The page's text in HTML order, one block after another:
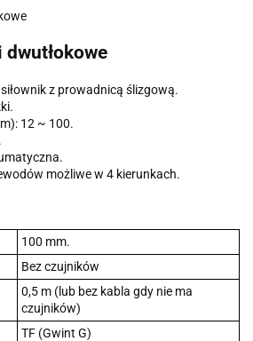
dwutłokowe
z prowadnicą ślizgową.
12 ~ 100.
możliwe w 4 kierunkach.
100 mm.
Bez czujników
0,5 m (lub bez kabla gdy nie ma
czujników)
TF (Gwint G)